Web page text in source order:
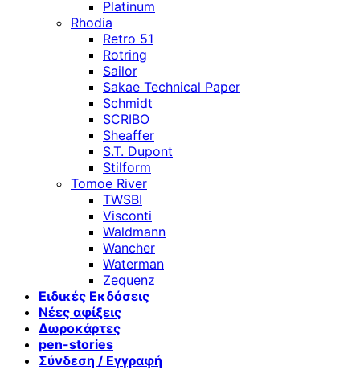
Platinum
Rhodia
Retro 51
Rotring
Sailor
Sakae Technical Paper
Schmidt
SCRIBO
Sheaffer
S.T. Dupont
Stilform
Tomoe River
TWSBI
Visconti
Waldmann
Wancher
Waterman
Zequenz
Ειδικές Εκδόσεις
Νέες αφίξεις
Δωροκάρτες
pen-stories
Σύνδεση / Εγγραφή